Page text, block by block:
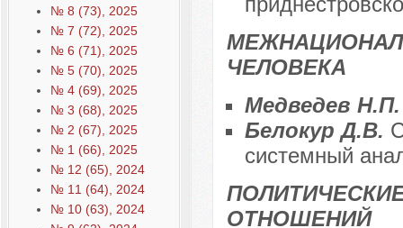
№ 8 (73), 2025
№ 7 (72), 2025
№ 6 (71), 2025
№ 5 (70), 2025
№ 4 (69), 2025
№ 3 (68), 2025
№ 2 (67), 2025
№ 1 (66), 2025
№ 12 (65), 2024
№ 11 (64), 2024
№ 10 (63), 2024
ЧЕЛОВЕКА
Медведев
Белокур Д.В.
системный
ОТНОШЕНИЙ